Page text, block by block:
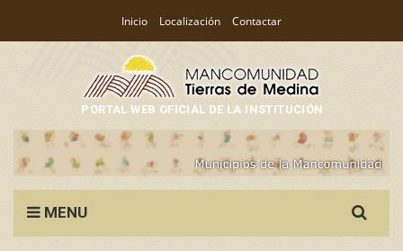
Inicio Localización Contactar
PORTAL WEB OFICIAL DE LA INSTITUCIÓN
MENU
for: